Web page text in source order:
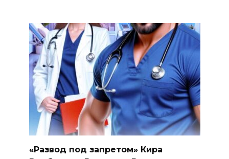
«Развод под запретом» Кира